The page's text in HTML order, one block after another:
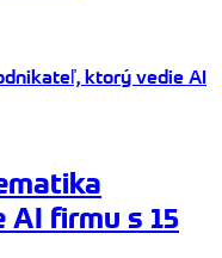
firmu s 15